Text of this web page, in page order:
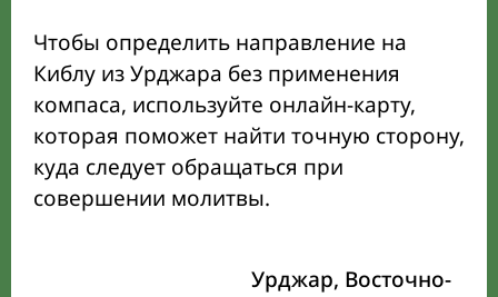
Чтобы определить направление на
Киблу из Урджара без применения
компаса, используйте онлайн-карту,
которая поможет найти точную сторону,
куда следует обращаться при
совершении молитвы.
Урджар, Восточно-